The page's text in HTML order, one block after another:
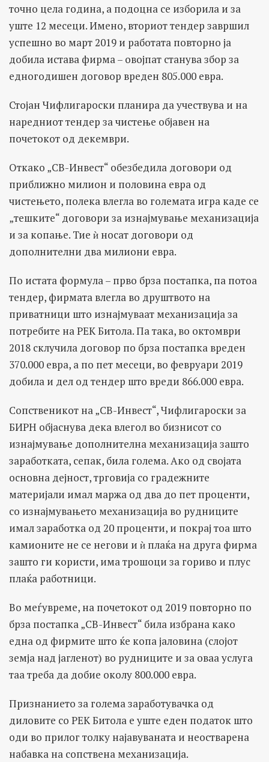
точно цела година, а подоцна се изборила и за
уште 12 месеци. Имено, вториот тендер завршил
успешно во март 2019 и работата повторно ја
добила истава фирма – овојпат станува збор за
едногодишен договор вреден 805.000 евра.
Стојан Чифлигароски планира да учествува и на
наредниот тендер за чистење објавен на
почетокот од декември.
Откако „СВ-Инвест“ обезбедила договори од
приближно милион и половина евра од
чистењето, полека влегла во големата игра каде се
„тешките“ договори за изнајмување механизација
и за копање. Тие ѝ носат договори од
дополнителни два милиони евра.
По истата формула – прво брза постапка, па потоа
тендер, фирмата влегла во друштвото на
приватници што изнајмуваат механизација за
потребите на РЕК Битола. Па така, во октомври
2018 склучила договор по брза постапка вреден
370.000 евра, а по пет месеци, во февруари 2019
добила и дел од тендер што вреди 866.000 евра.
Сопственикот на „СВ-Инвест“, Чифлигароски за
БИРН објаснува дека влегол во бизнисот со
изнајмување дополнителна механизација зашто
заработката, сепак, била голема. Ако од својата
основна дејност, трговија со градежните
материјали имал маржа од два до пет проценти,
со изнајмувањето механизација во рудниците
имал заработка од 20 проценти, и покрај тоа што
камионите не се негови и ѝ плаќа на друга фирма
зашто ги користи, има трошоци за гориво и плус
плаќа работници.
Во меѓувреме, на почетокот од 2019 повторно по
брза постапка „СВ-Инвест“ била избрана како
една од фирмите што ќе копа јаловина (слојот
земја над јагленот) во рудниците и за оваа услуга
таа треба да добие околу 800.000 евра.
Признанието за голема заработувачка од
диловите со РЕК Битола е уште еден податок што
оди во прилог толку најавуваната и неостварена
набавка на сопствена механизација.